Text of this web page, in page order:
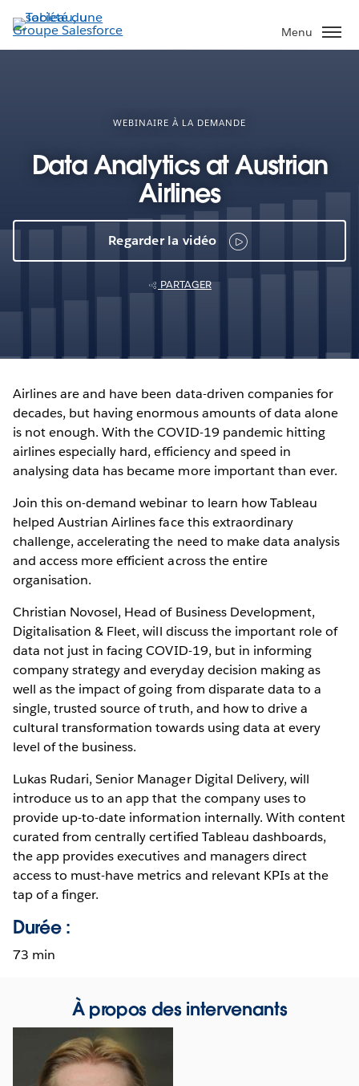
Aller
au
contenu
Menu
WEBINAIRE À LA DEMANDE
Data Analytics at Austrian
Airlines
Regarder la vidéo
PARTAGER
Airlines are and have been data-driven companies for
decades, but having enormous amounts of data alone
is not enough. With the COVID-19 pandemic hitting
airlines especially hard, efficiency and speed in
analysing data has became more important than ever.
Join this on-demand webinar to learn how Tableau
helped Austrian Airlines face this extraordinary
challenge, accelerating the need to make data analysis
and access more efficient across the entire
organisation.
Christian Novosel, Head of Business Development,
Digitalisation & Fleet, will discuss the important role of
data not just in facing COVID-19, but in informing
company strategy and everyday decision making as
well as the impact of going from disparate data to a
single, trusted source of truth, and how to drive a
cultural transformation towards using data at every
level of the business.
Lukas Rudari, Senior Manager Digital Delivery, will
introduce us to an app that the company uses to
provide up-to-date information internally. With content
curated from centrally certified Tableau dashboards,
the app provides executives and managers direct
access to must-have metrics and relevant KPIs at the
tap of a finger.
Durée :
73 min
À propos des intervenants